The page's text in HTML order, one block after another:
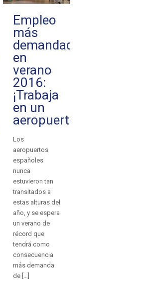
Empleo
más
demandado
en
verano
2016:
¡Trabaja
en un
aeropuerto!
Los
aeropuertos
españoles
nunca
estuvieron tan
transitados a
estas alturas del
año, y se espera
un verano de
récord que
tendrá como
consecuencia
más demanda
de[…]